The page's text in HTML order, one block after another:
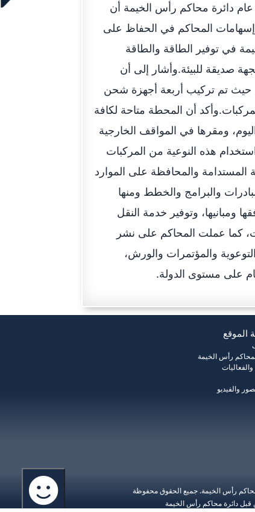
دائرة محاكم رأس الخيمة أن
المحاكم في الحفاظ على
في توفير الطاقة والطاقة
كجهة صديقة للبيئة.وأشار إلى أن
حيث تم تركيب أربعة أجهزة شحن
أن المحطة متاحة لكافة
على مدار الأسبوع ولمدة 24 ساعة في اليوم، ومقرها في المواقف الخارجية
هذه النوعية من المركبات
المستدامة والمحافظة على الموارد
والبرامج والخطط ومنها
ومبانيها، وتوفير خدمة النقل
كما عملت المحاكم على نشر
والمؤتمرات والورش،
على مستوى الدولة.
الموقع
رأس الخيمة
والفيديو
رأس الخيمة. جميع الحقوق محفوظة
دائرة محاكم رأس الخيمة